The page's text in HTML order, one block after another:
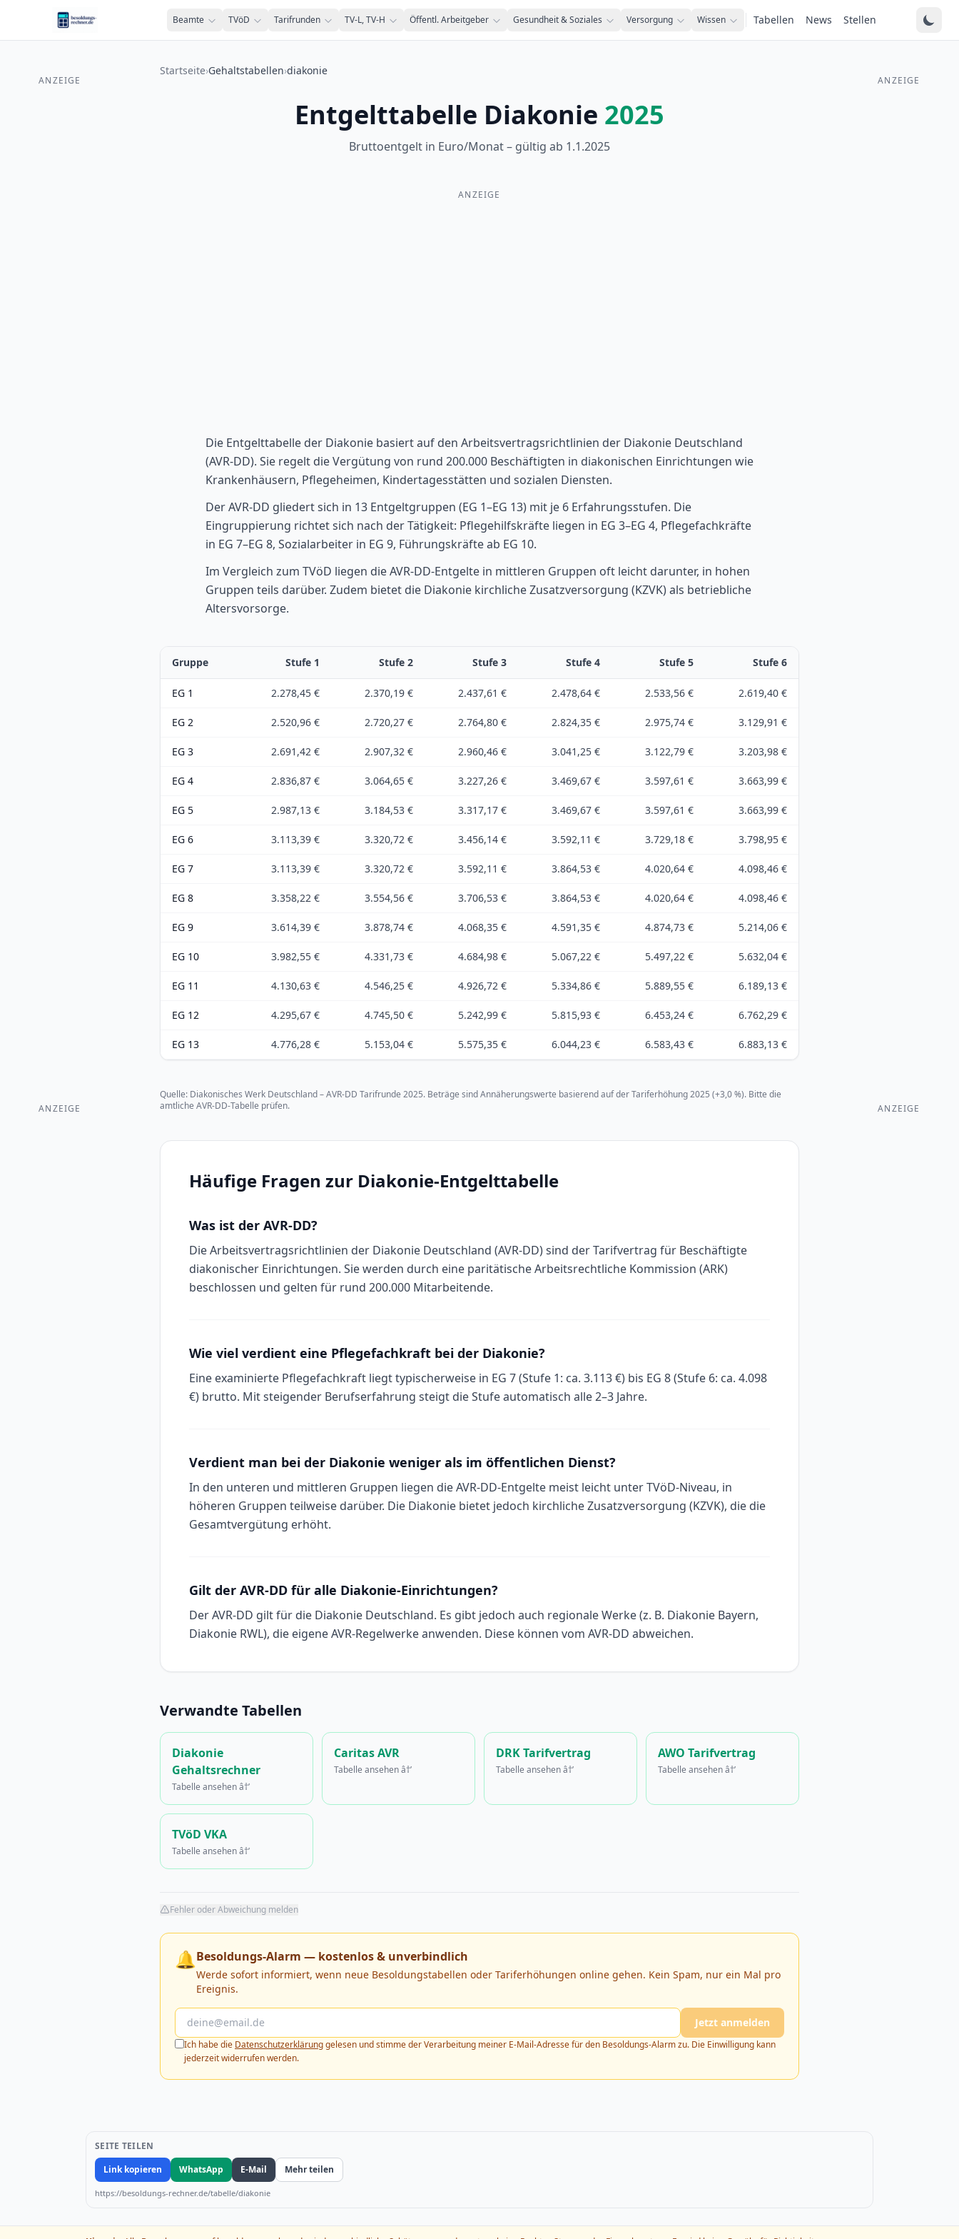
Zum Inhalt springen
Beamte TVöD Tarifrunden TV-L, TV-H Öffentl. Arbeitgeber Gesundheit & Soziales Versorgung Wissen Tabellen News Stellen
ANZEIGE
ANZEIGE
Startseite›Gehaltstabellen›diakonie
Entgelttabelle Diakonie 2025
Bruttoentgelt in Euro/Monat – gültig ab 1.1.2025
ANZEIGE
Die Entgelttabelle der Diakonie basiert auf den Arbeitsvertragsrichtlinien der Diakonie Deutschland
(AVR-DD). Sie regelt die Vergütung von rund 200.000 Beschäftigten in diakonischen Einrichtungen wie
Krankenhäusern, Pflegeheimen, Kindertagesstätten und sozialen Diensten.
Der AVR-DD gliedert sich in 13 Entgeltgruppen (EG 1–EG 13) mit je 6 Erfahrungsstufen. Die
Eingruppierung richtet sich nach der Tätigkeit: Pflegehilfskräfte liegen in EG 3–EG 4, Pflegefachkräfte
in EG 7–EG 8, Sozialarbeiter in EG 9, Führungskräfte ab EG 10.
Im Vergleich zum TVöD liegen die AVR-DD-Entgelte in mittleren Gruppen oft leicht darunter, in hohen
Gruppen teils darüber. Zudem bietet die Diakonie kirchliche Zusatzversorgung (KZVK) als betriebliche
Altersvorsorge.
Gruppe Stufe 1 Stufe 2 Stufe 3 Stufe 4 Stufe 5 Stufe 6
EG 1 2.278,45 € 2.370,19 € 2.437,61 € 2.478,64 € 2.533,56 € 2.619,40 €
EG 2 2.520,96 € 2.720,27 € 2.764,80 € 2.824,35 € 2.975,74 € 3.129,91 €
EG 3 2.691,42 € 2.907,32 € 2.960,46 € 3.041,25 € 3.122,79 € 3.203,98 €
EG 4 2.836,87 € 3.064,65 € 3.227,26 € 3.469,67 € 3.597,61 € 3.663,99 €
EG 5 2.987,13 € 3.184,53 € 3.317,17 € 3.469,67 € 3.597,61 € 3.663,99 €
EG 6 3.113,39 € 3.320,72 € 3.456,14 € 3.592,11 € 3.729,18 € 3.798,95 €
EG 7 3.113,39 € 3.320,72 € 3.592,11 € 3.864,53 € 4.020,64 € 4.098,46 €
EG 8 3.358,22 € 3.554,56 € 3.706,53 € 3.864,53 € 4.020,64 € 4.098,46 €
EG 9 3.614,39 € 3.878,74 € 4.068,35 € 4.591,35 € 4.874,73 € 5.214,06 €
EG 10 3.982,55 € 4.331,73 € 4.684,98 € 5.067,22 € 5.497,22 € 5.632,04 €
EG 11 4.130,63 € 4.546,25 € 4.926,72 € 5.334,86 € 5.889,55 € 6.189,13 €
EG 12 4.295,67 € 4.745,50 € 5.242,99 € 5.815,93 € 6.453,24 € 6.762,29 €
EG 13 4.776,28 € 5.153,04 € 5.575,35 € 6.044,23 € 6.583,43 € 6.883,13 €
Quelle: Diakonisches Werk Deutschland – AVR-DD Tarifrunde 2025. Beträge sind Annäherungswerte basierend auf der Tariferhöhung 2025 (+3,0 %). Bitte die
amtliche AVR-DD-Tabelle prüfen.
Häufige Fragen zur Diakonie-Entgelttabelle
Was ist der AVR-DD?
Die Arbeitsvertragsrichtlinien der Diakonie Deutschland (AVR-DD) sind der Tarifvertrag für Beschäftigte
diakonischer Einrichtungen. Sie werden durch eine paritätische Arbeitsrechtliche Kommission (ARK)
beschlossen und gelten für rund 200.000 Mitarbeitende.
Wie viel verdient eine Pflegefachkraft bei der Diakonie?
Eine examinierte Pflegefachkraft liegt typischerweise in EG 7 (Stufe 1: ca. 3.113 €) bis EG 8 (Stufe 6: ca. 4.098
€) brutto. Mit steigender Berufserfahrung steigt die Stufe automatisch alle 2–3 Jahre.
Verdient man bei der Diakonie weniger als im öffentlichen Dienst?
In den unteren und mittleren Gruppen liegen die AVR-DD-Entgelte meist leicht unter TVöD-Niveau, in
höheren Gruppen teilweise darüber. Die Diakonie bietet jedoch kirchliche Zusatzversorgung (KZVK), die die
Gesamtvergütung erhöht.
Gilt der AVR-DD für alle Diakonie-Einrichtungen?
Der AVR-DD gilt für die Diakonie Deutschland. Es gibt jedoch auch regionale Werke (z. B. Diakonie Bayern,
Diakonie RWL), die eigene AVR-Regelwerke anwenden. Diese können vom AVR-DD abweichen.
Verwandte Tabellen
Diakonie
Gehaltsrechner
Tabelle ansehen â†’
Caritas AVR
Tabelle ansehen â†’
DRK Tarifvertrag
Tabelle ansehen â†’
AWO Tarifvertrag
Tabelle ansehen â†’
TVöD VKA
Tabelle ansehen â†’
Fehler oder Abweichung melden
🔔Besoldungs-Alarm — kostenlos & unverbindlich
Werde sofort informiert, wenn neue Besoldungstabellen oder Tariferhöhungen online gehen. Kein Spam, nur ein Mal pro
Ereignis.
Jetzt anmelden
Ich habe die Datenschutzerklärunggelesen und stimme der Verarbeitung meiner E-Mail-Adresse für den Besoldungs-Alarm zu. Die Einwilligung kann
jederzeit widerrufen werden.
ANZEIGE
ANZEIGE
SEITE TEILEN
Link kopieren
WhatsApp E-Mail Mehr teilen
https://besoldungs-rechner.de/tabelle/diakonie